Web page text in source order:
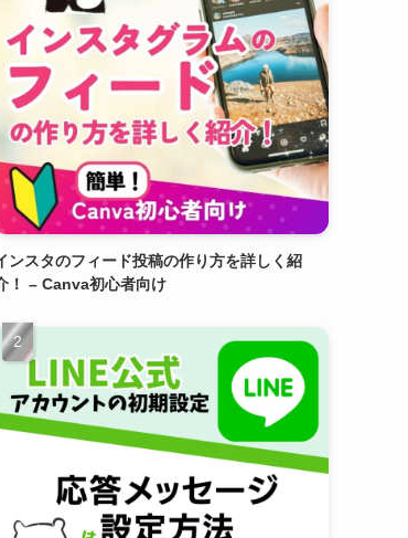
ンスタのフィード投稿の作り方を詳しく紹
！ – Canva初心者向け